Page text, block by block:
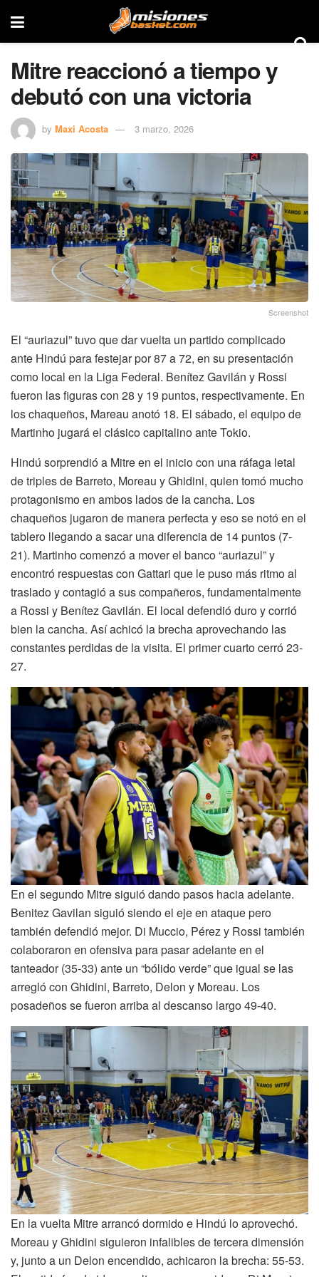
Mitre reaccionó a tiempo y
debutó con una victoria
by Maxi Acosta 3 marzo, 2026
Screenshot
El “auriazul” tuvo que dar vuelta un partido complicado
ante Hindú para festejar por 87 a 72, en su presentación
como local en la Liga Federal. Benítez Gavilán y Rossi
fueron las figuras con 28 y 19 puntos, respectivamente. En
los chaqueños, Mareau anotó 18. El sábado, el equipo de
Martinho jugará el clásico capitalino ante Tokio.
Hindú sorprendió a Mitre en el inicio con una ráfaga letal
de triples de Barreto, Moreau y Ghidini, quien tomó mucho
protagonismo en ambos lados de la cancha. Los
chaqueños jugaron de manera perfecta y eso se notó en el
tablero llegando a sacar una diferencia de 14 puntos (7-
21). Martinho comenzó a mover el banco “auriazul” y
encontró respuestas con Gattari que le puso más ritmo al
traslado y contagió a sus compañeros, fundamentalmente
a Rossi y Benítez Gavilán. El local defendió duro y corrió
bien la cancha. Así achicó la brecha aprovechando las
constantes perdidas de la visita. El primer cuarto cerró 23-
27.
En el segundo Mitre siguió dando pasos hacia adelante.
Benitez Gavilan siguió siendo el eje en ataque pero
también defendió mejor. Di Muccio, Pérez y Rossi también
colaboraron en ofensiva para pasar adelante en el
tanteador (35-33) ante un “bólido verde” que igual se las
arregló con Ghidini, Barreto, Delon y Moreau. Los
posadeños se fueron arriba al descanso largo 49-40.
En la vuelta Mitre arrancó dormido e Hindú lo aprovechó.
Moreau y Ghidini siguieron infalibles de tercera dimensión
y, junto a un Delon encendido, achicaron la brecha: 55-53.